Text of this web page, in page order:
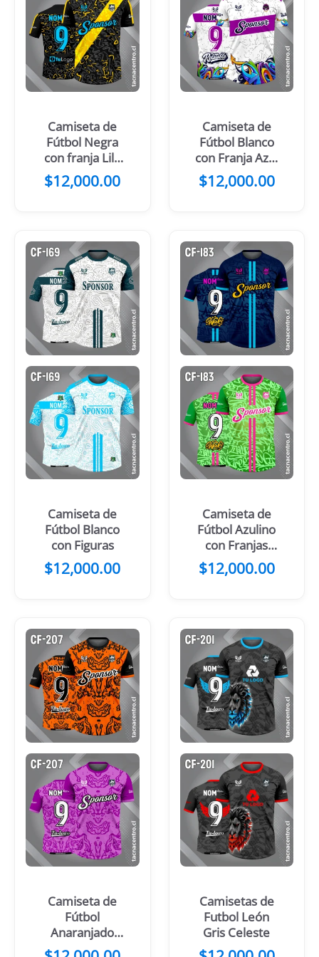
Camiseta de
Fútbol Negra
con franja Lila
Diagonal
$12,000.00
Camiseta de
Fútbol Blanco
con Franja Azul
noche Cruzada
en el Pecho
$12,000.00
Camiseta de
Fútbol Blanco
con Figuras
$12,000.00
Camiseta de
Fútbol Azulino
con Franjas
Celestes en el
Centro
$12,000.00
Camiseta de
Fútbol
Anaranjado
con Mangas y
Camisetas de
Futbol León
Gris Celeste